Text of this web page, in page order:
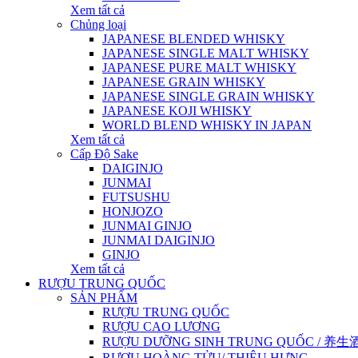
Xem tất cả
Chủng loại
JAPANESE BLENDED WHISKY
JAPANESE SINGLE MALT WHISKY
JAPANESE PURE MALT WHISKY
JAPANESE GRAIN WHISKY
JAPANESE SINGLE GRAIN WHISKY
JAPANESE KOJI WHISKY
WORLD BLEND WHISKY IN JAPAN
Xem tất cả
Cấp Độ Sake
DAIGINJO
JUNMAI
FUTSUSHU
HONJOZO
JUNMAI GINJO
JUNMAI DAIGINJO
GINJO
Xem tất cả
RƯỢU TRUNG QUỐC
SẢN PHẨM
RƯỢU TRUNG QUỐC
RƯỢU CAO LƯƠNG
RƯỢU DƯỠNG SINH TRUNG QUỐC / 养生